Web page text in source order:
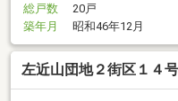
総戸数
20戸
築年月
昭和46年12月
左近山団地２街区１４